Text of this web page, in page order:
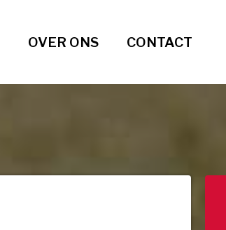
OVER ONS CONTACT